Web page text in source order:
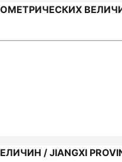
ВЕЛИЧИН
/ JIANGXI